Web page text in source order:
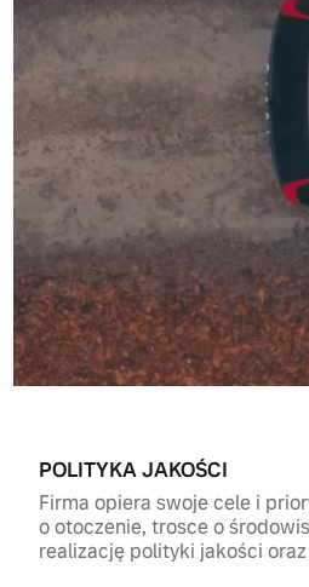
POLITYKA JAKOŚCI
Firma opiera swoje cele i
o otoczenie, trosce o
realizację polityki jakości